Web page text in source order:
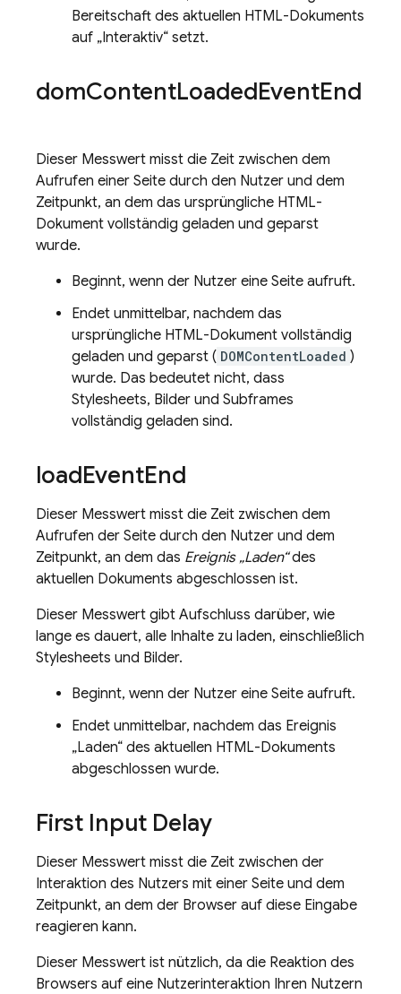
Bereitschaft des aktuellen HTML-Dokuments
auf „Interaktiv“ setzt.
domContentLoadedEventEnd
Dieser Messwert misst die Zeit zwischen dem
Aufrufen einer Seite durch den Nutzer und dem
Zeitpunkt, an dem das ursprüngliche HTML-
Dokument vollständig geladen und geparst
wurde.
Beginnt, wenn der Nutzer eine Seite aufruft.
Endet unmittelbar, nachdem das
ursprüngliche HTML-Dokument vollständig
geladen und geparst ( DOMContentLoaded )
wurde. Das bedeutet nicht, dass
Stylesheets, Bilder und Subframes
vollständig geladen sind.
loadEventEnd
Dieser Messwert misst die Zeit zwischen dem
Aufrufen der Seite durch den Nutzer und dem
Zeitpunkt, an dem das Ereignis „Laden“des
aktuellen Dokuments abgeschlossen ist.
Dieser Messwert gibt Aufschluss darüber, wie
lange es dauert, alle Inhalte zu laden, einschließlich
Stylesheets und Bilder.
Beginnt, wenn der Nutzer eine Seite aufruft.
Endet unmittelbar, nachdem das Ereignis
„Laden“ des aktuellen HTML-Dokuments
abgeschlossen wurde.
First Input Delay
Dieser Messwert misst die Zeit zwischen der
Interaktion des Nutzers mit einer Seite und dem
Zeitpunkt, an dem der Browser auf diese Eingabe
reagieren kann.
Dieser Messwert ist nützlich, da die Reaktion des
Browsers auf eine Nutzerinteraktion Ihren Nutzern